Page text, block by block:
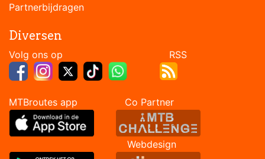
Partnerbijdragen
Diversen
Volg ons op RSS
MTBroutes app Co Partner
Webdesign